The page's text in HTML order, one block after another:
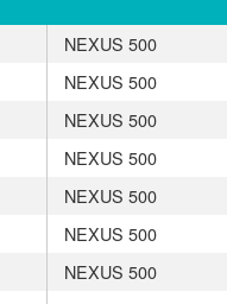
NEXUS 500
NEXUS 500
NEXUS 500
NEXUS 500
NEXUS 500
NEXUS 500
NEXUS 500